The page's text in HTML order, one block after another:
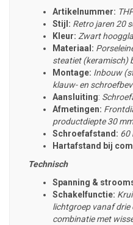
Artikelnummer:
Stijl: Retro jaren 20
Kleur: Zwart
Materiaal:
steatiet (keramisch)
Montage: Inbouw
klauw- en
Aansluiting:
Afmetingen:
productdiepte 30 mm
Schroefafstand: 60
Hartafstand bij
Technisch
Spanning &
Schakelfunctie:
lichtgroep vanaf drie
combinatie met